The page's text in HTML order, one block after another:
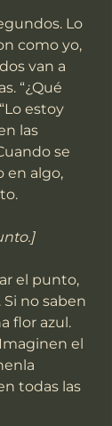
Lo
como yo,
van a
“¿Qué
estoy
las
se
en algo,
el punto,
no saben
flor azul.
el
todas las